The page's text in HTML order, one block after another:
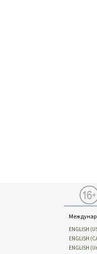
ENGLISH
ENGLISH
ENGLISH